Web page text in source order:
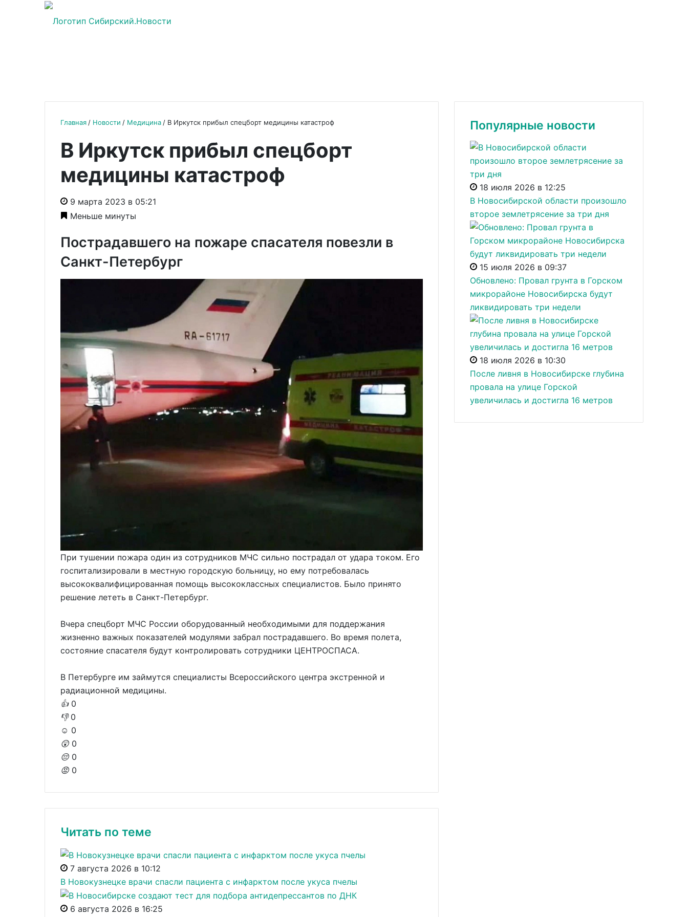
Главная Новости Медицина В Иркутск прибыл спецборт медицины катастроф
В Иркутск прибыл спецборт
медицины катастроф
9 марта 2023 в 05:21
Меньше минуты
Пострадавшего на пожаре спасателя повезли в
Санкт-Петербург
При тушении пожара один из сотрудников МЧС сильно пострадал от удара током. Его
госпитализировали в местную городскую больницу, но ему потребовалась
высококвалифицированная помощь высококлассных специалистов. Было принято
решение лететь в Санкт-Петербург.
Вчера спецборт МЧС России оборудованный необходимыми для поддержания
жизненно важных показателей модулями забрал пострадавшего. Во время полета,
состояние спасателя будут контролировать сотрудники ЦЕНТРОСПАСА.
В Петербурге им займутся специалисты Всероссийского центра экстренной и
радиационной медицины.
👍 0
👎 0
☺️ 0
😲 0
😔 0
😡 0
Читать по теме
7 августа 2026 в 10:12
В Новокузнецке врачи спасли пациента с инфарктом после укуса пчелы
6 августа 2026 в 16:25
Популярные новости
18 июля 2026 в 12:25
В Новосибирской области произошло
второе землетрясение за три дня
15 июля 2026 в 09:37
Обновлено: Провал грунта в Горском
микрорайоне Новосибирска будут
ликвидировать три недели
18 июля 2026 в 10:30
После ливня в Новосибирске глубина
провала на улице Горской
увеличилась и достигла 16 метров